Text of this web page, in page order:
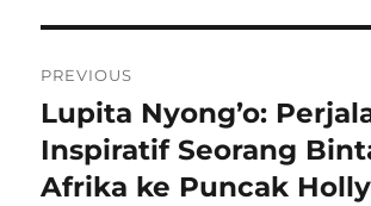
pos
PREVIOUS
Previous
post:
Lupita Nyong’o:
Inspiratif Seorang
Afrika ke Puncak